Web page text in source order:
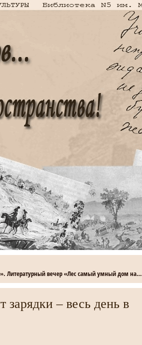
Литературный вечер «Лес самый умный дом на…
зарядки – весь день в